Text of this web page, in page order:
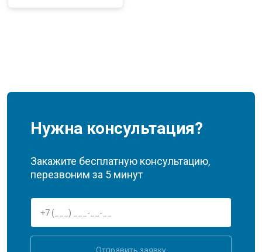
Нужна консультация?
Закажите бесплатную консультацию,
перезвоним за 5 минут